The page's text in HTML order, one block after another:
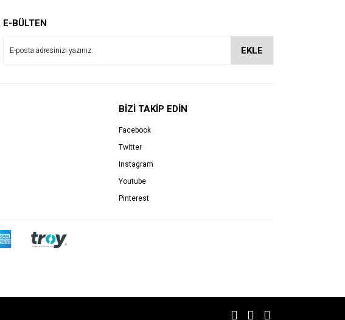
E-BÜLTEN
EKLE
BİZİ TAKİP EDİN
Facebook
Twitter
Instagram
Youtube
Pinterest